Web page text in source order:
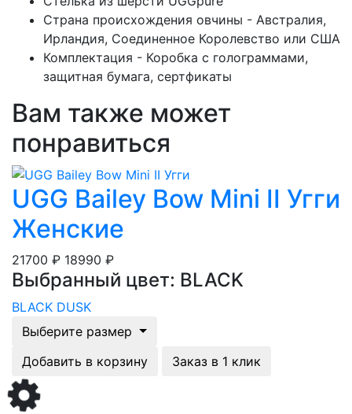
Страна происхождения овчины - Австралия,
Ирландия, Соединенное Королевство или США
Комплектация - Коробка с голограммами,
защитная бумага, сертфикаты
Вам также может
понравиться
UGG Bailey Bow Mini II Угги
Женские
21700 ₽ 18990 ₽
Выбранный цвет: BLACK
BLACK DUSK
Выберите размер
Добавить в корзину
Заказ в 1 клик